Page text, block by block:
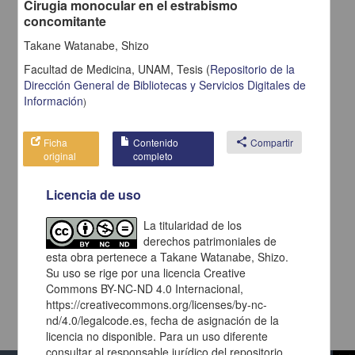
Cirugia monocular en el estrabismo
concomitante
Takane Watanabe, Shizo
Facultad de Medicina, UNAM, Tesis (Repositorio de la
Dirección General de Bibliotecas y Servicios Digitales de
Información)
Ficha
original
Contenido
completo
share Compartir
Licencia de uso
La titularidad de los
derechos patrimoniales de
esta obra pertenece a Takane Watanabe, Shizo.
Su uso se rige por una licencia Creative
Commons BY-NC-ND 4.0 Internacional,
https://creativecommons.org/licenses/by-nc-
nd/4.0/legalcode.es, fecha de asignación de la
licencia no disponible. Para un uso diferente
consultar al responsable jurídico del repositorio